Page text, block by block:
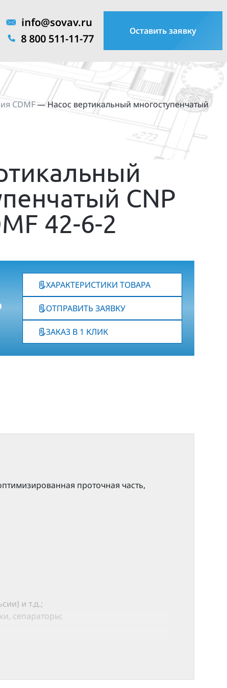
info@sovav.ru
8 800 511-11-77
Оставить заявку
CDMF—Насос вертикальный многоступенчатый
CNP
42-6-2
ХАРАКТЕРИСТИКИ ТОВАРА
ОТПРАВИТЬ ЗАЯВКУ
ЗАКАЗ В 1 КЛИК
проточная часть,
и т.д.;
сепараторы;